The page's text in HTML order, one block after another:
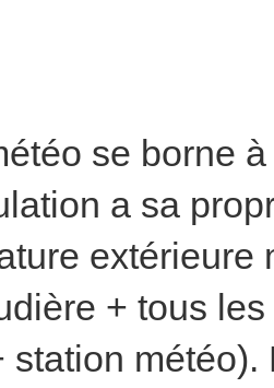
se borne
a sa
+ tous
station